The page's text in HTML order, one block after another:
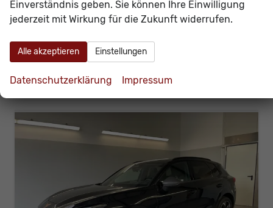
38.420,– €
Verbrauch kombiniert:6,50 l/100km
CO -Klasse: E
2 -Emissionen: 148,00 g/km
Einverständnis geben. Sie können Ihre Einwilligung
jederzeit mit Wirkung für die Zukunft widerrufen.
Alle akzeptieren Einstellungen
Datenschutzerklärung Impressum